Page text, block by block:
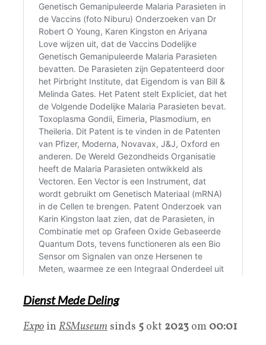
Dienst Mede Deling
Expo in RSMuseum sinds 5 okt 2023 om 00:01